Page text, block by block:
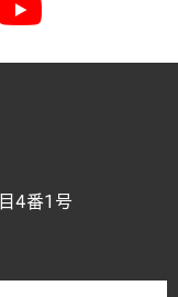
4番1号